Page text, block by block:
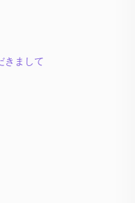
きまして